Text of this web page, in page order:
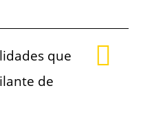
que
de